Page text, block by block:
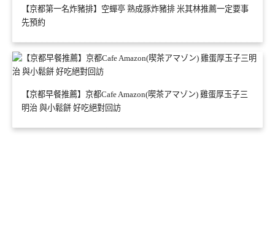
【京都第一名炸豬排】空蟬亭 熟成豚炸豬排 米其林推薦一定要事
先預約
【京都早餐推薦】京都Cafe Amazon(喫茶アマゾン) 雞蛋厚玉子三
明治 與小鬆餅 好吃絕對回訪